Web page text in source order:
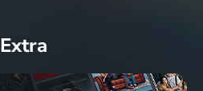
Extra